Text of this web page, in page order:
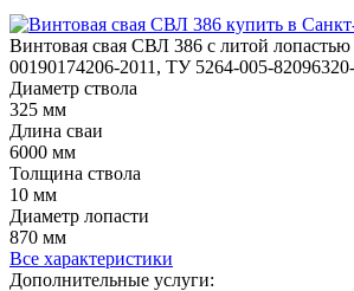
Винтовая свая СВЛ 386 с литой
00190174206-2011, ТУ 5264-005-
Диаметр ствола
325 мм
Длина сваи
6000 мм
Толщина ствола
10 мм
Диаметр лопасти
870 мм
Все характеристики
Дополнительные услуги: